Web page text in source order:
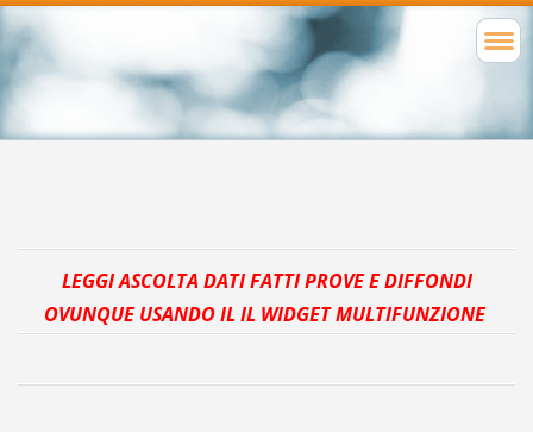
LEGGI ASCOLTA DATI FATTI PROVE E DIFFONDI
OVUNQUE USANDO IL IL WIDGET MULTIFUNZIONE